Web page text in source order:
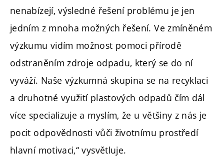
nenabízejí, výsledné řešení problému je jen
jedním z mnoha možných řešení. Ve zmíněném
výzkumu vidím možnost pomoci přírodě
odstraněním zdroje odpadu, který se do ní
vyváží. Naše výzkumná skupina se na recyklaci
a druhotné využití plastových odpadů čím dál
více specializuje a myslím, že u většiny z nás je
pocit odpovědnosti vůči životnímu prostředí
hlavní motivaci,“ vysvětluje.